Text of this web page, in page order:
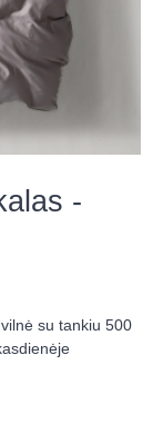
-
su tankiu 500